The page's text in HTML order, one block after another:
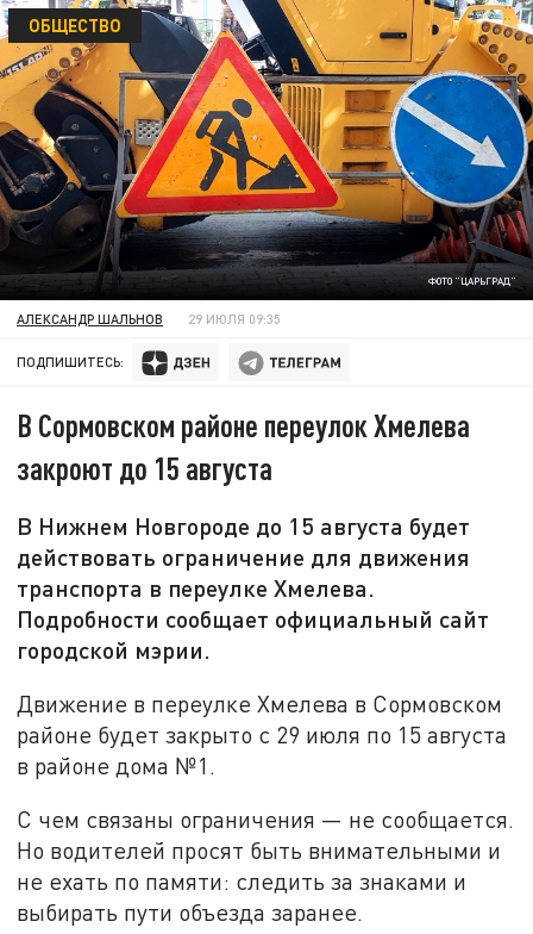
ФОТО "ЦАРЬГРАД"
ОБЩЕСТВО
АЛЕКСАНДР ШАЛЬНОВ 29 ИЮЛЯ 09:35
ПОДПИШИТЕСЬ:
В Сормовском районе переулок Хмелева
закроют до 15 августа
В Нижнем Новгороде до 15 августа будет
действовать ограничение для движения
транспорта в переулке Хмелева.
Подробности сообщает официальный сайт
городской мэрии.
Движение в переулке Хмелева в Сормовском
районе будет закрыто с 29 июля по 15 августа
в районе дома №1.
С чем связаны ограничения — не сообщается.
Но водителей просят быть внимательными и
не ехать по памяти: следить за знаками и
выбирать пути объезда заранее.